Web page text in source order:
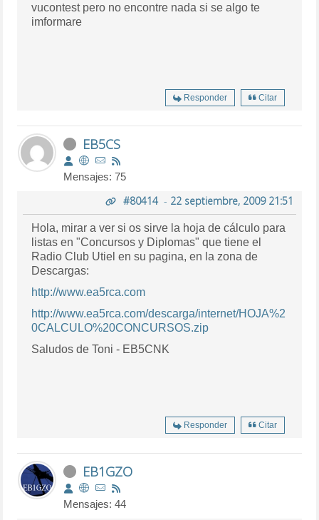
vucontest pero no encontre nada si se algo te
imformare
Responder Citar
EB5CS
Mensajes: 75
#80414- 22 septiembre, 2009 21:51
Hola, mirar a ver si os sirve la hoja de cálculo para
listas en "Concursos y Diplomas" que tiene el
Radio Club Utiel en su pagina, en la zona de
Descargas:
http://www.ea5rca.com
http://www.ea5rca.com/descarga/internet/HOJA%2
0CALCULO%20CONCURSOS.zip
Saludos de Toni - EB5CNK
Responder Citar
EB1GZO
Mensajes: 44